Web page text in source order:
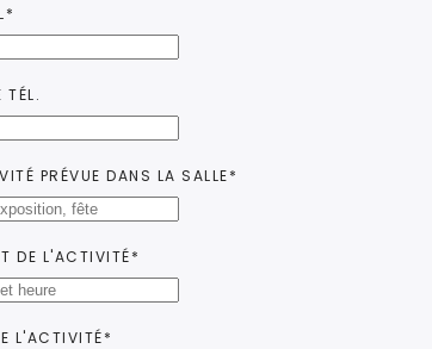
TÉL.
PRÉVUE DANS LA SALLE*
DE L'ACTIVITÉ*
L'ACTIVITÉ*